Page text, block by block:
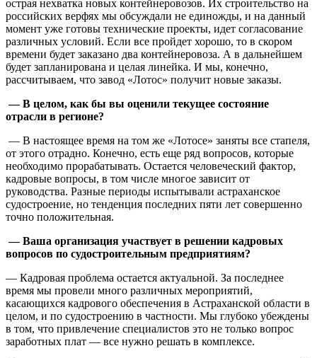
острая нехватка новых контейнеровозов. Их строительство на
российских верфях мы обсуждали не единожды, и на данный
момент уже готовы технические проекты, идет согласование
различных условий. Если все пройдет хорошо, то в скором
времени будет заказано два контейнеровоза. А в дальнейшем
будет запланирована и целая линейка. И мы, конечно,
рассчитываем, что завод «Лотос» получит новые заказы.
— В целом, как бы вы оценили текущее состояние
отрасли в регионе?
— В настоящее время на том же «Лотосе» заняты все стапеля,
от этого отрадно. Конечно, есть еще ряд вопросов, которые
необходимо прорабатывать. Остается человеческий фактор,
кадровые вопросы, в том числе многое зависит от
руководства. Разные периоды испытывали астраханское
судостроение, но тенденция последних пяти лет совершенно
точно положительная.
— Ваша организация участвует в решении кадровых
вопросов по судостроительным предприятиям?
— Кадровая проблема остается актуальной. За последнее
время мы провели много различных мероприятий,
касающихся кадрового обеспечения в Астраханской области в
целом, и по судостроению в частности. Мы глубоко убеждены
в том, что привлечение специалистов это не только вопрос
заработных плат — все нужно решать в комплексе.